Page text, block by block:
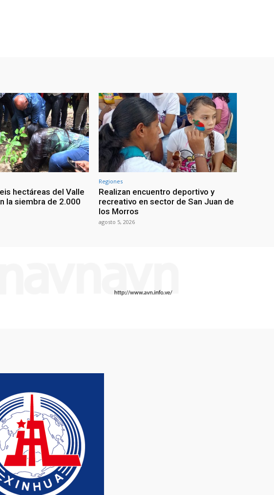
hectáreas del Valle
la siembra de 2.000
Regiones
Realizan encuentro deportivo y
recreativo en sector de San Juan de
los Morros
agosto 5, 2026